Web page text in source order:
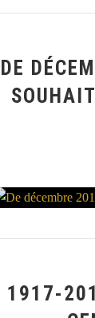
DE
1917-